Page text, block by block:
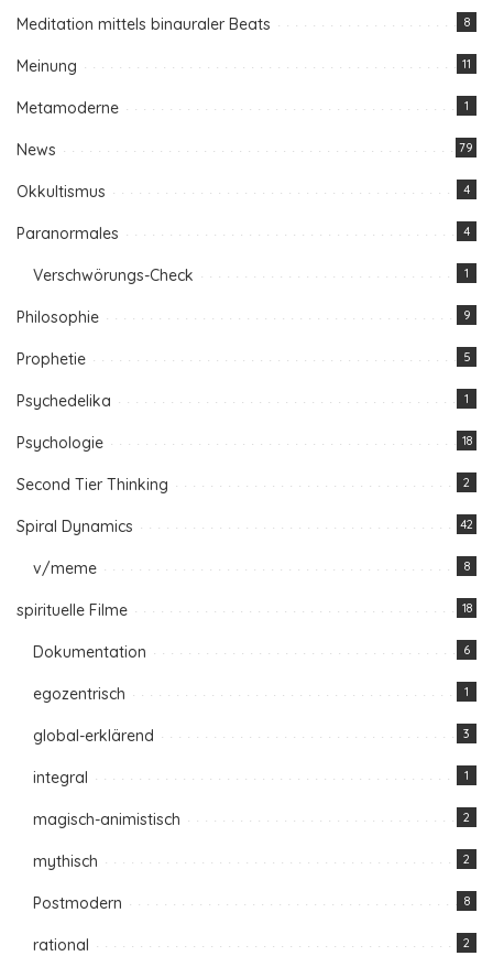
Meditation mittels binauraler Beats 8
Meinung 11
Metamoderne 1
News 79
Okkultismus 4
Paranormales 4
Verschwörungs-Check 1
Philosophie 9
Prophetie 5
Psychedelika 1
Psychologie 18
Second Tier Thinking 2
Spiral Dynamics 42
v/meme 8
spirituelle Filme 18
Dokumentation 6
egozentrisch 1
global-erklärend 3
integral 1
magisch-animistisch 2
mythisch 2
Postmodern 8
rational 2